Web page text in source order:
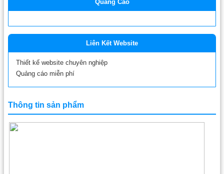
Quảng Cáo
Liên Kết Website
Thiết kế website chuyên nghiệp
Quảng cáo miễn phí
Thông tin sản phẩm